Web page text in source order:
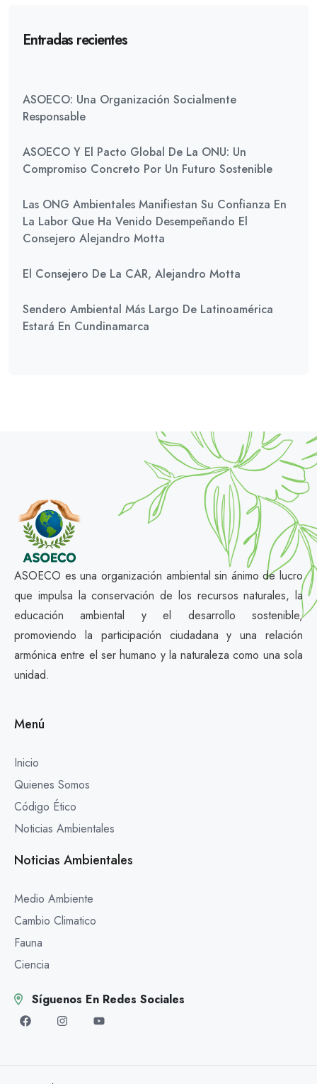
Entradas recientes
ASOECO: Una Organización Socialmente
Responsable
ASOECO Y El Pacto Global De La ONU: Un
Compromiso Concreto Por Un Futuro Sostenible
Las ONG Ambientales Manifiestan Su Confianza En
La Labor Que Ha Venido Desempeñando El
Consejero Alejandro Motta
El Consejero De La CAR, Alejandro Motta
Sendero Ambiental Más Largo De Latinoamérica
Estará En Cundinamarca
ASOECO es una organización ambiental sin ánimo de lucro
que impulsa la conservación de los recursos naturales, la
educación ambiental y el desarrollo sostenible,
promoviendo la participación ciudadana y una relación
armónica entre el ser humano y la naturaleza como una sola
unidad.
Menú
Inicio
Quienes Somos
Código Ético
Noticias Ambientales
Noticias Ambientales
Medio Ambiente
Cambio Climatico
Fauna
Ciencia
Síguenos En Redes Sociales